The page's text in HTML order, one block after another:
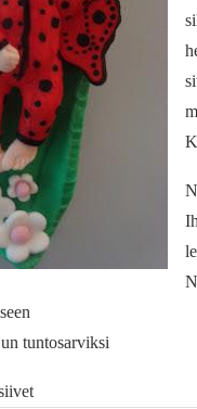
tuntosarviksi